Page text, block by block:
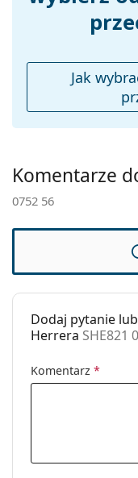
gdzie znajdziesz
czyszczenia:
Płeć:
Marka:
Zastosowanie:
Kod:
Jak
Komentarze
0752 56
Dodaj pytanie
Herrera SHE821
Komentarz *